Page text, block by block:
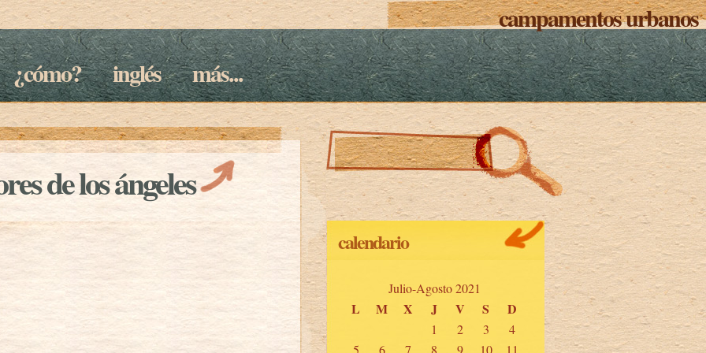
campamentos urbanos
¿cómo? inglés más...
de los ángeles
calendario
Julio-Agosto 2021
L M X J V S D
1 2 3
4
5
6 7 8 9 10
11